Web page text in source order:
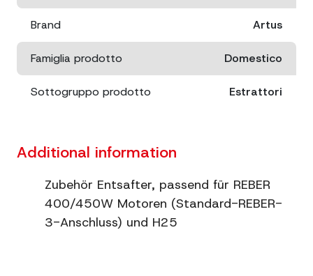
Brand Artus
Famiglia prodotto Domestico
Sottogruppo prodotto Estrattori
Additional information
Zubehör Entsafter, passend für REBER
400/450W Motoren (Standard-REBER-
3-Anschluss) und H25